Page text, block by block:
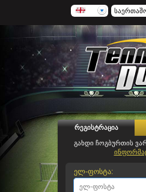
რეგისტრაცია
გახდი ჩოგბურთის
ელ-ფოსტა: